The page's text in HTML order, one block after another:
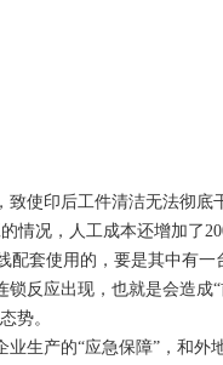
使印后工件清洁无法彻底
情况，人工成本还增加了
套使用的，要是其中有一
反应出现，也就是会造成
势。
生产的“应急保障”，和外